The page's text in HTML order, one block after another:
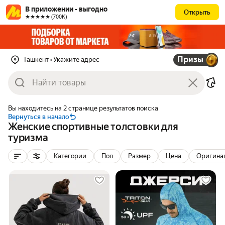
В приложении - выгодно
★★★★★ (700К)
Открыть
Ташкент • Укажите адрес Призы
Вы находитесь на 2 странице результатов поиска
Вернуться в начало
Женские спортивные толстовки для
туризма
Категории Пол Размер Цена